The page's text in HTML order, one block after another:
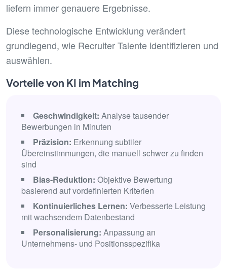
liefern immer genauere Ergebnisse.
Diese technologische Entwicklung verändert
grundlegend, wie Recruiter Talente identifizieren und
auswählen.
Vorteile von KI im Matching
Geschwindigkeit: Analyse tausender
Bewerbungen in Minuten
Präzision: Erkennung subtiler
Übereinstimmungen, die manuell schwer zu finden
sind
Bias-Reduktion: Objektive Bewertung
basierend auf vordefinierten Kriterien
Kontinuierliches Lernen: Verbesserte Leistung
mit wachsendem Datenbestand
Personalisierung: Anpassung an
Unternehmens- und Positionsspezifika